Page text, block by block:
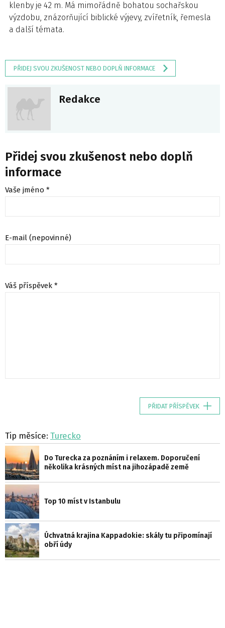
klenby je 42 m. Má mimořádně bohatou sochařskou
výzdobu, znázorňující biblické výjevy, zvířetník, řemesla
a další témata.
PŘIDEJ SVOU ZKUŠENOST NEBO DOPLŇ INFORMACE
Redakce
Přidej svou zkušenost nebo doplň
informace
Vaše jméno *
E-mail (nepovinné)
Váš příspěvek *
PŘIDAT PŘÍSPĚVEK
Tip měsíce: Turecko
Do Turecka za poznáním i relaxem. Doporučení
několika krásných míst na jihozápadě země
Top 10 míst v Istanbulu
Úchvatná krajina Kappadokie: skály tu připomínají
obří údy